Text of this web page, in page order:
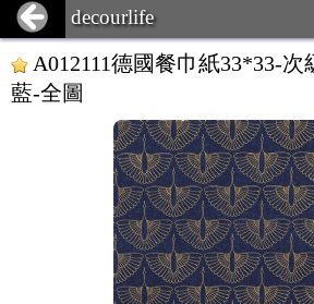
decourlife
A012111德國餐巾紙33*33-次
藍-全圖